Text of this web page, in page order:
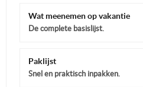
Wat meenemen op vakantie
De complete basislijst.
Paklijst
Snel en praktisch inpakken.